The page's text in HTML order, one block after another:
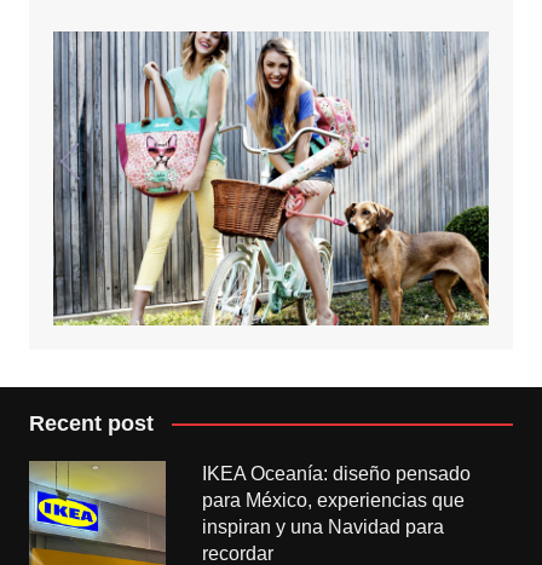
Recent post
IKEA Oceanía: diseño pensado
para México, experiencias que
inspiran y una Navidad para
recordar